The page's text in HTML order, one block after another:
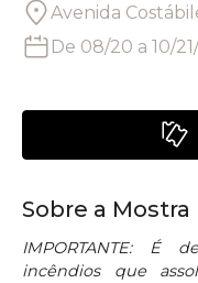
Avenida
De 08/20 a 10/
Sobre a Mostra
IMPORTANTE: É
incêndios que